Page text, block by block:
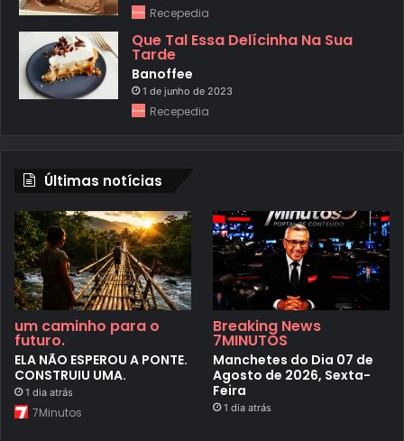
Recepedia
Que Tal Essa Delícinha Na Sua
Tarde
Banoffee
1 de junho de 2023
Recepedia
Últimas notícias
um caminho para o
futuro.
ELA NÃO ESPEROU A PONTE.
CONSTRUIU UMA.
1 dia atrás
7Minutos
Breaking News
7MINUTOS
Manchetes do Dia 07 de
Agosto de 2026, Sexta-
Feira
1 dia atrás